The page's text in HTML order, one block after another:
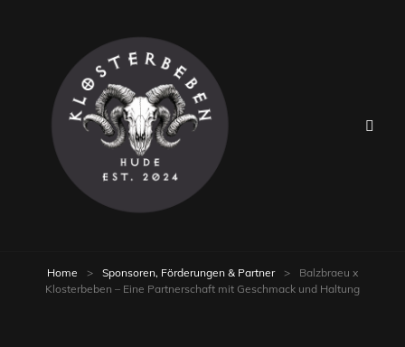
Home > Sponsoren, Förderungen & Partner >
Balzbraeu x
Klosterbeben – Eine Partnerschaft mit Geschmack und Haltung